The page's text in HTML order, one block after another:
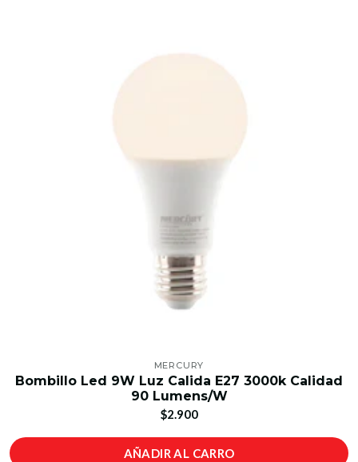
MERCURY
Bombillo Led 9W Luz Calida E27 3000k Calidad
90 Lumens/W
$2.900
AÑADIR AL CARRO